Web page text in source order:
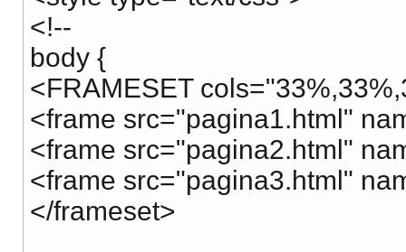
<!--
body {
<FRAMESET
<frame src="pagina1.html"
<frame src="pagina2.html"
<frame src="pagina3.html"
</frameset>